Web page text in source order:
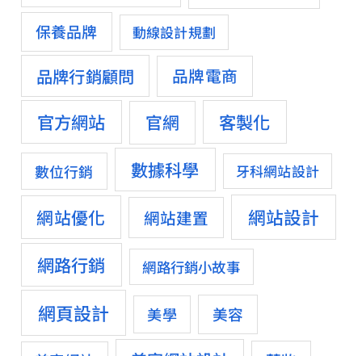
保養品牌 動線設計規劃
品牌行銷顧問 品牌電商
官方網站 官網 客製化
數位行銷 數據科學 牙科網站設計
網站優化 網站建置
網站設計
網路行銷
網路行銷小故事
網頁設計 美學 美容